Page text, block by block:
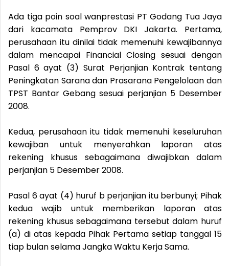
Ada tiga poin soal wanprestasi PT Godang Tua Jaya
dari kacamata Pemprov DKI Jakarta. Pertama,
perusahaan itu dinilai tidak memenuhi kewajibannya
dalam mencapai Financial Closing sesuai dengan
Pasal 6 ayat (3) Surat Perjanjian Kontrak tentang
Peningkatan Sarana dan Prasarana Pengelolaan dan
TPST Bantar Gebang sesuai perjanjian 5 Desember
2008.
Kedua, perusahaan itu tidak memenuhi keseluruhan
kewajiban untuk menyerahkan laporan atas
rekening khusus sebagaimana diwajibkan dalam
perjanjian 5 Desember 2008.
Pasal 6 ayat (4) huruf b perjanjian itu berbunyi; Pihak
kedua wajib untuk memberikan laporan atas
rekening khusus sebagaimana tersebut dalam huruf
(a) di atas kepada Pihak Pertama setiap tanggal 15
tiap bulan selama Jangka Waktu Kerja Sama.